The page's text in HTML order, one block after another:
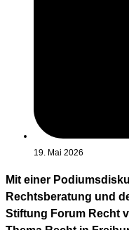
19. Mai 2026
Mit einer
Rechtsberatung und
Stiftung Forum Recht